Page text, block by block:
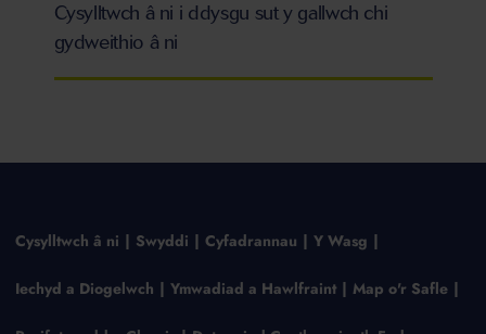
Cysylltwch â ni i ddysgu sut y gallwch chi
gydweithio â ni
Cysylltwch â ni Swyddi Cyfadrannau Y Wasg
Iechyd a Diogelwch Ymwadiad a Hawlfraint Map o'r Safle